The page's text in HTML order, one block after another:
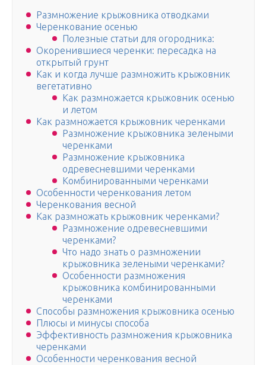
Размножение крыжовника отводками
Черенкование осенью
Полезные статьи для огородника:
Окоренившиеся черенки: пересадка на
открытый грунт
Как и когда лучше размножить крыжовник
вегетативно
Как размножается крыжовник осенью
и летом
Как размножается крыжовник черенками
Размножение крыжовника зелеными
черенками
Размножение крыжовника
одревесневшими черенками
Комбинированными черенками
Особенности черенкования летом
Черенкования весной
Как размножать крыжовник черенками?
Размножение одревесневшими
черенками?
Что надо знать о размножении
крыжовника зелеными черенками?
Особенности размножения
крыжовника комбинированными
черенками
Способы размножения крыжовника осенью
Плюсы и минусы способа
Эффективность размножения крыжовника
черенками
Особенности черенкования весной